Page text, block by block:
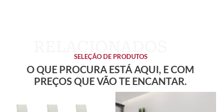
SELEÇÃO DE PRODUTOS
O QUE PROCURA ESTÁ AQUI, E COM
PREÇOS QUE VÃO TE ENCANTAR.